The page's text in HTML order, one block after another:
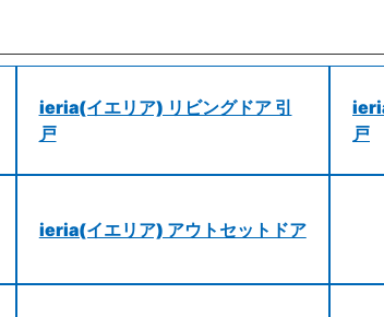
ieria(イエリア) リビングドア 引
戸
戸
ieria(イエリア) アウトセットドア